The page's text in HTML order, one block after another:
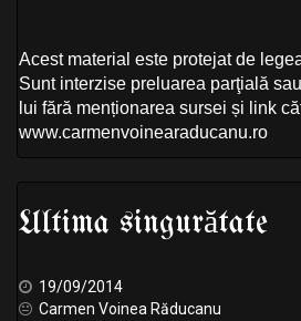
Acest material este protejat de
Sunt interzise preluarea parţială
lui fără menționarea sursei și link
www.carmenvoinearaducanu.ro
Ultima singurătate
19/09/2014
Carmen Voinea Răducanu